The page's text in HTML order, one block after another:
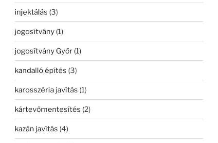
injektálás (3)
jogosítvány (1)
jogosítvány Győr (1)
kandalló építés (3)
karosszéria javítás (1)
kártevőmentesítés (2)
kazán javítás (4)